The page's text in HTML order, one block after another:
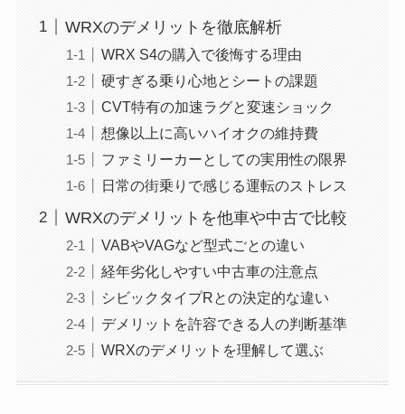
WRXのデメリットを徹底解析
WRX S4の購入で後悔する理由
硬すぎる乗り心地とシートの課題
CVT特有の加速ラグと変速ショック
想像以上に高いハイオクの維持費
ファミリーカーとしての実用性の限界
日常の街乗りで感じる運転のストレス
WRXのデメリットを他車や中古で比較
VABやVAGなど型式ごとの違い
経年劣化しやすい中古車の注意点
シビックタイプRとの決定的な違い
デメリットを許容できる人の判断基準
WRXのデメリットを理解して選ぶ